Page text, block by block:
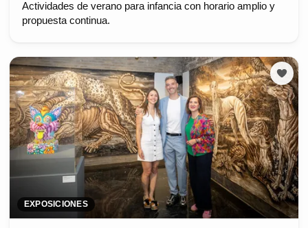
Actividades de verano para infancia con horario amplio y
propuesta continua.
EXPOSICIONES